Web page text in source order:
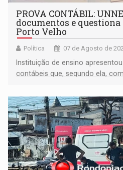
PROVA CONTÁBIL:
documentos e questiona
Porto Velho
Política 07 de Agosto de
Instituição de ensino
contábeis que, segundo ela,
apreendido quando já estava
— em pleno ano eleitoral em